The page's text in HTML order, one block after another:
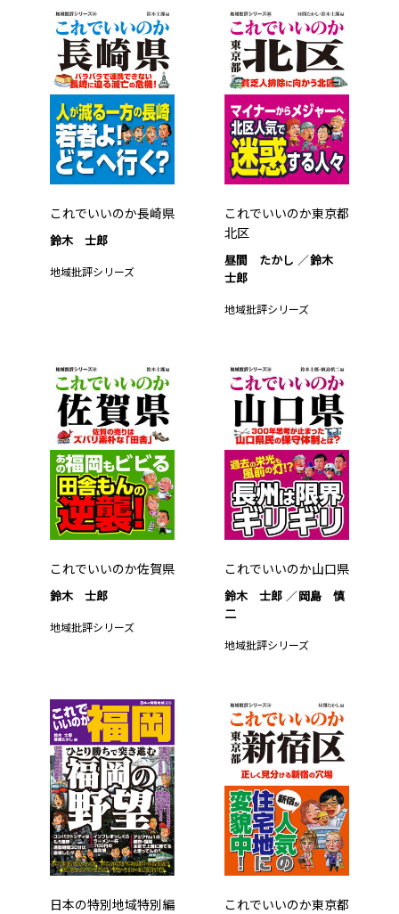
これでいいのか長崎県
鈴木 士郎
地域批評シリーズ
これでいいのか東京都
北区
昼間 たかし
鈴木
士郎
地域批評シリーズ
これでいいのか佐賀県
鈴木 士郎
地域批評シリーズ
これでいいのか山口県
鈴木 士郎
岡島 慎
二
地域批評シリーズ
日本の特別地域特別編
これでいいのか東京都